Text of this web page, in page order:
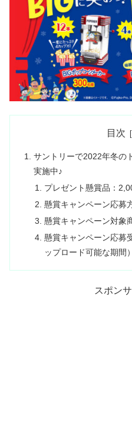
目次
サントリーで2022年冬の
実施中♪
プレゼント懸賞品：
懸賞キャンペーン応募
懸賞キャンペーン対象
懸賞キャンペーン応募
ップロード可能な期間）
スポン